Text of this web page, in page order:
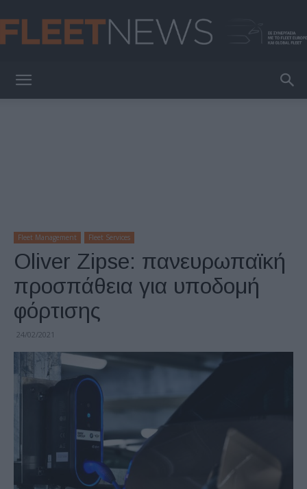
Fleet Management Fleet Services
Oliver Zipse: πανευρωπαϊκή
προσπάθεια για υποδομή
φόρτισης
24/02/2021